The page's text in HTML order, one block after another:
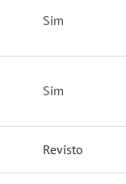
Sim
Sim
Revisto